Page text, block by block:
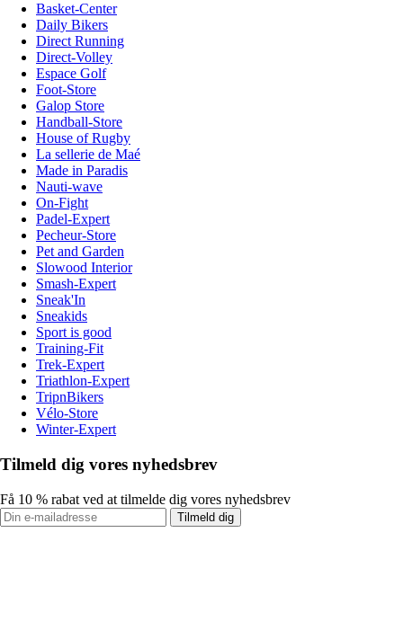
Basket-Center
Daily Bikers
Direct Running
Direct-Volley
Espace Golf
Foot-Store
Galop Store
Handball-Store
House of Rugby
La sellerie de Maé
Made in Paradis
Nauti-wave
On-Fight
Padel-Expert
Pecheur-Store
Pet and Garden
Slowood Interior
Smash-Expert
Sneak'In
Sneakids
Sport is good
Training-Fit
Trek-Expert
Triathlon-Expert
TripnBikers
Vélo-Store
Winter-Expert
Tilmeld dig vores nyhedsbrev
Få 10 % rabat ved at tilmelde dig vores nyhedsbrev
Tilmeld dig